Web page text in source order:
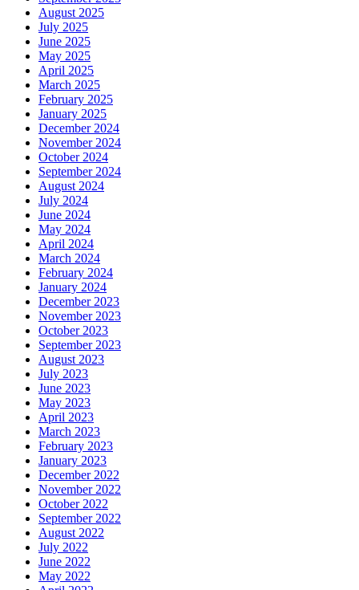
August 2025
July 2025
June 2025
May 2025
April 2025
March 2025
February 2025
January 2025
December 2024
November 2024
October 2024
September 2024
August 2024
July 2024
June 2024
May 2024
April 2024
March 2024
February 2024
January 2024
December 2023
November 2023
October 2023
September 2023
August 2023
July 2023
June 2023
May 2023
April 2023
March 2023
February 2023
January 2023
December 2022
November 2022
October 2022
September 2022
August 2022
July 2022
June 2022
May 2022